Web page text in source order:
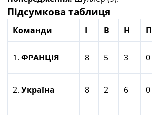
Підсумкова таблиця
Команди І В Н П
1. ФРАНЦІЯ 8 5 3 0
2. Україна 8 2 6 0